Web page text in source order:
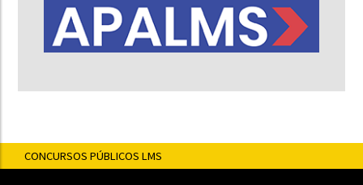
CONCURSOS PÚBLICOS LMS